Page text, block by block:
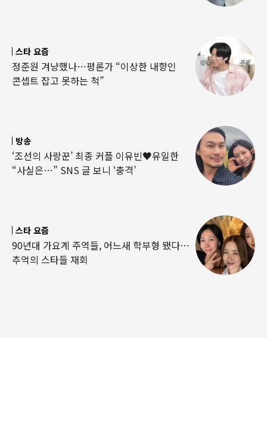
스타 요즘
정준원 겨냥했나…평론가 “이상한 내향인
콘셉트 잡고 못하는 척”
방송
‘조선의 사랑꾼’ 최종 커플 이유빈♥유일한
“사실은…” SNS 글 보니 ‘충격’
스타 요즘
90년대 가요계 주역들, 어느새 학부형 됐다…
추억의 스타들 재회